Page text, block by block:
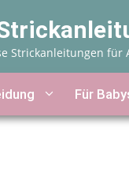
Strickanleitungen
Für